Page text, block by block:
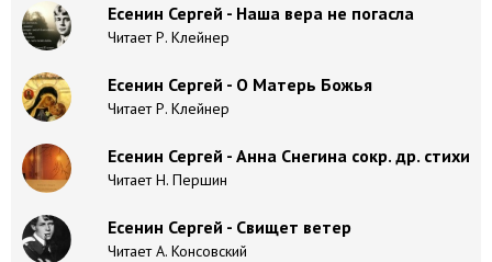
Есенин Сергей - Наша вера не погасла
Читает Р. Клейнер
Есенин Сергей - О Матерь Божья
Читает Р. Клейнер
Есенин Сергей - Анна Снегина сокр. др. стихи
Читает Н. Першин
Есенин Сергей - Свищет ветер
Читает А. Консовский